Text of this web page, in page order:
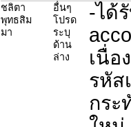
ชลิตา
พุทธสิม
มา
อื่นๆ
โปรด
ระบุ
ด้าน
ล่าง
-ได้
เนื่อ
รหัส
กระ